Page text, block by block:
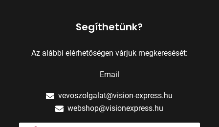
Segíthetünk?
Az alábbi elérhetőségen várjuk megkeresését:
Email
vevoszolgalat@vision-express.hu
webshop@visionexpress.hu